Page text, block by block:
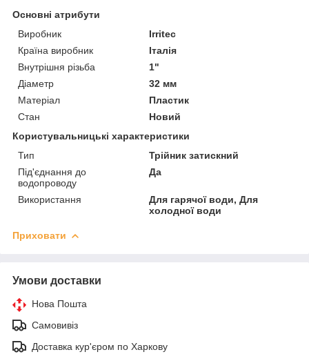
Основні атрибути
Виробник
Irritec
Країна виробник
Італія
Внутрішня різьба
1"
Діаметр
32 мм
Матеріал
Пластик
Стан
Новий
Користувальницькі характеристики
Тип
Трійник затискний
Під'єднання до
водопроводу
Да
Використання
Для гарячої води, Для
холодної води
Приховати
Умови доставки
Нова Пошта
Самовивіз
Доставка кур'єром по Харкову